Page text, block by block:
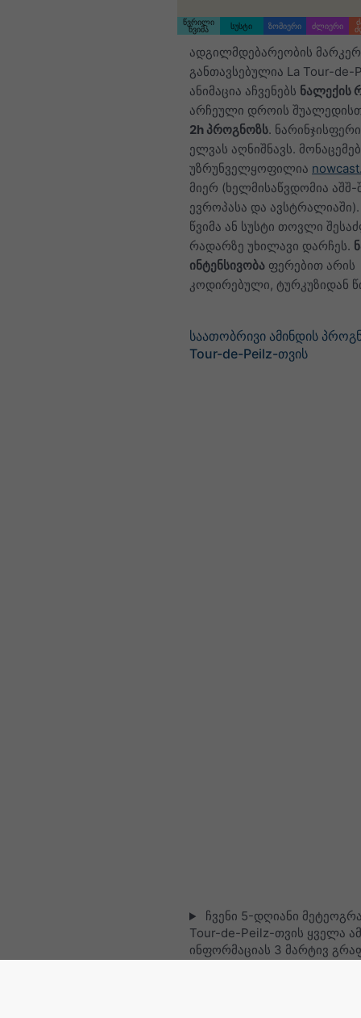
წვრილი
წვიმა
სუსტი ზომიერი ძლიერი
ადგილმდებარეობის
განთავსებულია La Tour-de-
ანიმაცია აჩვენებს ნალექის
არჩეული დროის
2h პროგნოზს.
ელვას აღნიშნავს.
უზრუნველყოფილია
მიერ (ხელმისაწვდომია აშშ-
ევროპასა და
წვიმა ან სუსტი თოვლი
რადარზე უხილავი დარჩეს.
ინტენსივობა ფერებით არის
კოდირებული, ტურკუზიდან
საათობრივი ამინდის
Tour-de-Peilz-თვის
ჩვენი 5-დღიანი
Tour-de-Peilz-თვის ყველა
ინფორმაციას 3 მარტივ